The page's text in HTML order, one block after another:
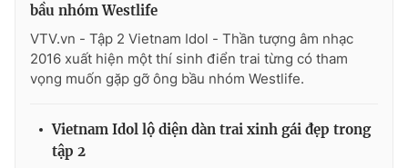
Cơ quan chủ quản:Đài Truyền hình Việt Nam
Cơ quan báo chí:Thời báo VTV
Giấy phép hoạt động báo in và báo điện tử số 483/GP-BTTTT
Tổng Biên tập:Vũ Thanh Thủy
Phó Tổng Biên tập:
bầu nhóm Westlife
VTV.vn - Tập 2 Vietnam Idol - Thần tượng âm nhạc
2016 xuất hiện một thí sinh điển trai từng có tham
vọng muốn gặp gỡ ông bầu nhóm Westlife.
Vietnam Idol lộ diện dàn trai xinh gái đẹp trong
tập 2